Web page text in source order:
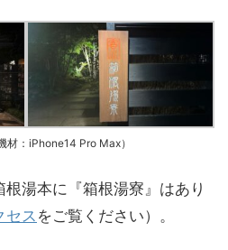
材：iPhone14 Pro Max）
湯本に『箱根湯寮』はあり
セス をご覧ください）。